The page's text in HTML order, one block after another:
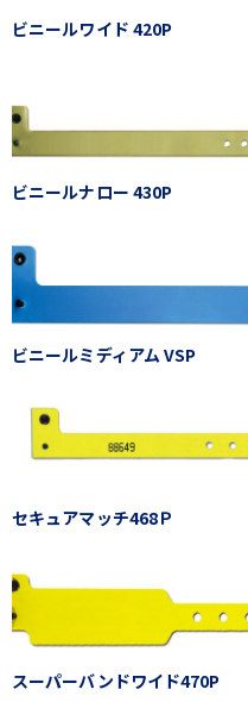
ビニールワイド 420P
ビニールナロー 430P
ビニールミディアム VSP
セキュアマッチ468Ｐ
スーパーバンドワイド470P